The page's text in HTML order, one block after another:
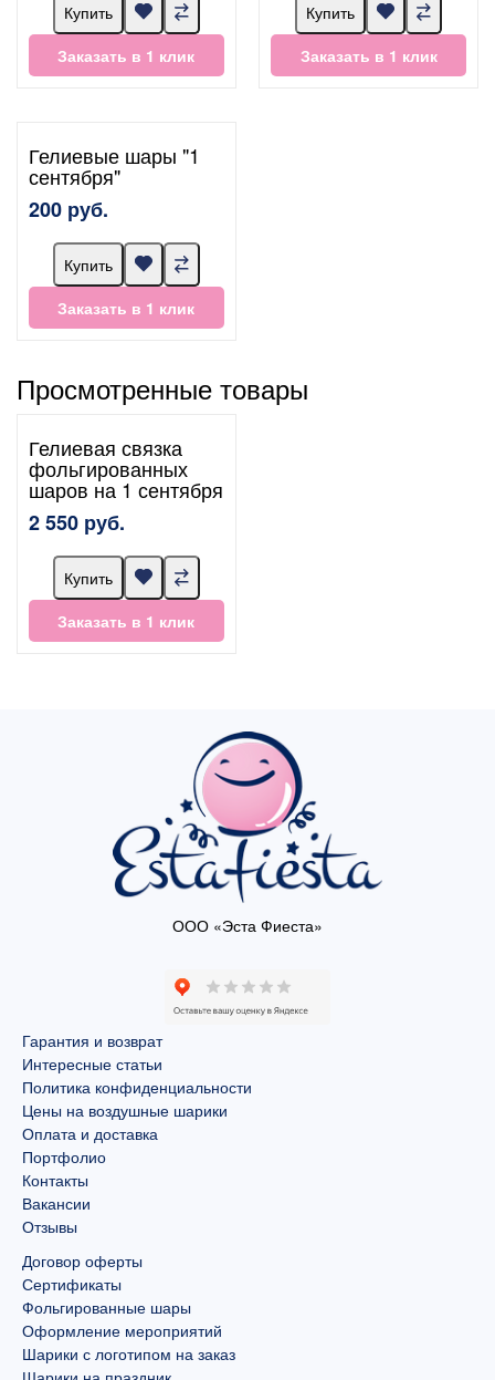
Купить
Заказать в 1 клик
Купить
Заказать в 1 клик
Гелиевые шары "1
сентября"
200 руб.
Купить
Заказать в 1 клик
Просмотренные товары
Гелиевая связка
фольгированных
шаров на 1 сентября
2 550 руб.
Купить
Заказать в 1 клик
ООО «Эста Фиеста»
Гарантия и возврат
Интересные статьи
Политика конфиденциальности
Цены на воздушные шарики
Оплата и доставка
Портфолио
Контакты
Вакансии
Отзывы
Договор оферты
Сертификаты
Фольгированные шары
Оформление мероприятий
Шарики с логотипом на заказ